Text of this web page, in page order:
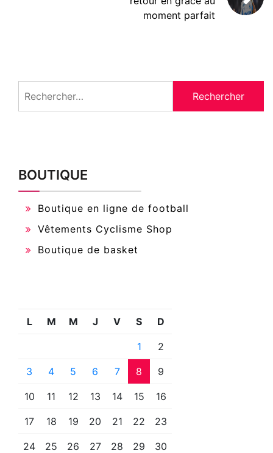
moment parfait
BOUTIQUE
Boutique en ligne de football
Vêtements Cyclisme Shop
Boutique de basket
L M M J V S D
1 2
3 4 5 6 7 8 9
10 11 12 13 14 15 16
17 18 19 20 21 22 23
24 25 26 27 28 29 30